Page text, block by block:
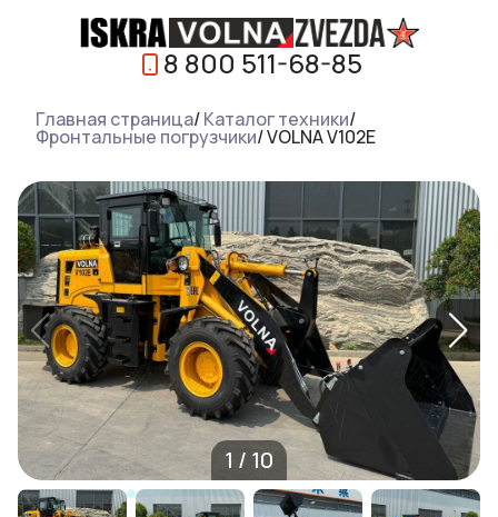
8 800 511-68-85
Главная страница/Каталог техники/
Фронтальные погрузчики/VOLNA V102E
1 / 10